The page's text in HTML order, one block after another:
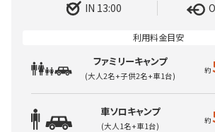
IN 13:00
ファミリーキャンプ
(大人2名+子供2名+車1台)
車ソロキャンプ
(大人1名+車1台)